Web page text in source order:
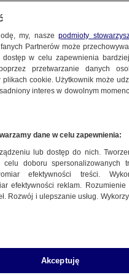
będą
Marder i baterię
rządu wzbudziła
my, naszepodmioty
Partnerów może
w celu zapewnienia
przetwarzanie danych
cookie. Użytkownik może
interes w dowolnym
dane w celu zapewnienia:
lub dostęp do nich.
celu doboru spersonalizowanych
efektywności treści.
efektywności reklam.
Rozwój i ulepszanie usług.
Akceptuję